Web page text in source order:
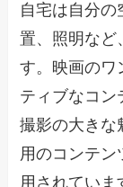
自宅は自分
置、照明など
す。映画のワ
ティブなコン
撮影の大きな
用のコンテン
用されていま